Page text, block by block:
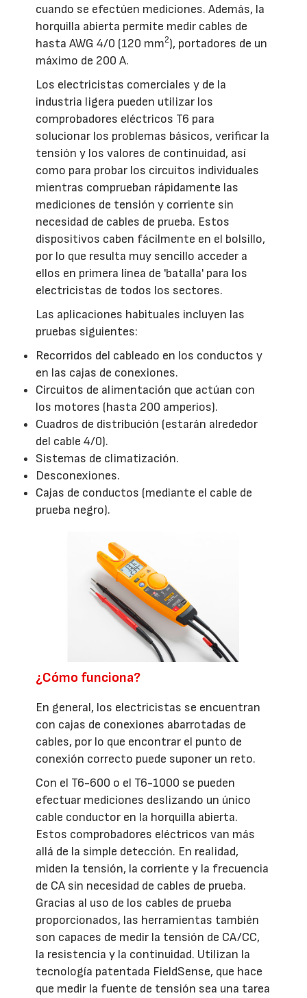
cuando se efectúen mediciones. Además, la
horquilla abierta permite medir cables de
hasta AWG 4/0 (120 mm2), portadores de un
máximo de 200 A.
Los electricistas comerciales y de la
industria ligera pueden utilizar los
comprobadores eléctricos T6 para
solucionar los problemas básicos, verificar la
tensión y los valores de continuidad, así
como para probar los circuitos individuales
mientras comprueban rápidamente las
mediciones de tensión y corriente sin
necesidad de cables de prueba. Estos
dispositivos caben fácilmente en el bolsillo,
por lo que resulta muy sencillo acceder a
ellos en primera línea de 'batalla' para los
electricistas de todos los sectores.
Las aplicaciones habituales incluyen las
pruebas siguientes:
Recorridos del cableado en los conductos y
en las cajas de conexiones.
Circuitos de alimentación que actúan con
los motores (hasta 200 amperios).
Cuadros de distribución (estarán alrededor
del cable 4/0).
Sistemas de climatización.
Desconexiones.
Cajas de conductos (mediante el cable de
prueba negro).
¿Cómo funciona?
En general, los electricistas se encuentran
con cajas de conexiones abarrotadas de
cables, por lo que encontrar el punto de
conexión correcto puede suponer un reto.
Con el T6-600 o el T6-1000 se pueden
efectuar mediciones deslizando un único
cable conductor en la horquilla abierta.
Estos comprobadores eléctricos van más
allá de la simple detección. En realidad,
miden la tensión, la corriente y la frecuencia
de CA sin necesidad de cables de prueba.
Gracias al uso de los cables de prueba
proporcionados, las herramientas también
son capaces de medir la tensión de CA/CC,
la resistencia y la continuidad. Utilizan la
tecnología patentada FieldSense, que hace
que medir la fuente de tensión sea una tarea